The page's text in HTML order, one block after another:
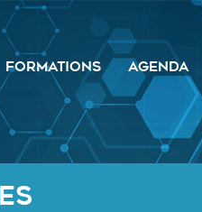
FORMATIONS AGENDA